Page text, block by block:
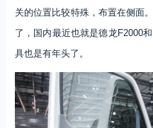
关的位置比较特殊，布置在侧面
了，国内最近也就是德龙F2000
具也是有年头了。